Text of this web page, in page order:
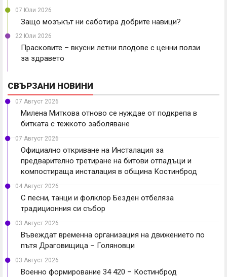
07 Юли 2026
Защо мозъкът ни саботира добрите навици?
22 Юли 2026
Прасковите – вкусни летни плодове с ценни ползи
за здравето
СВЪРЗАНИ НОВИНИ
07 Август 2026
Милена Миткова отново се нуждае от подкрепа в
битката с тежкото заболяване
07 Август 2026
Официално откриване на Инсталация за
предварително третиране на битови отпадъци и
компостираща инсталация в община Костинброд
04 Август 2026
С песни, танци и фолклор Безден отбеляза
традиционния си събор
03 Август 2026
Въвеждат временна организация на движението по
пътя Драговищица – Голяновци
03 Август 2026
Военно формирование 34 420 – Костинброд